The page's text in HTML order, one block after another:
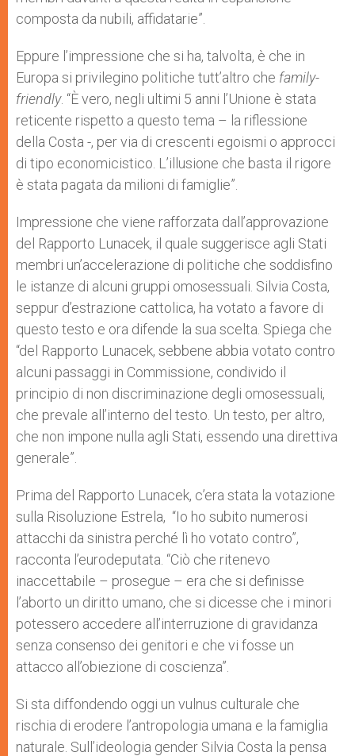
composta da nubili, affidatarie”.
Eppure l’impressione che si ha, talvolta, è che in
Europa si privilegino politiche tutt’altro che family-
friendly. “È vero, negli ultimi 5 anni l’Unione è stata
reticente rispetto a questo tema – la riflessione
della Costa -, per via di crescenti egoismi o approcci
di tipo economicistico. L’illusione che basta il rigore
è stata pagata da milioni di famiglie”.
Impressione che viene rafforzata dall’approvazione
del Rapporto Lunacek, il quale suggerisce agli Stati
membri un’accelerazione di politiche che soddisfino
le istanze di alcuni gruppi omosessuali. Silvia Costa,
seppur d’estrazione cattolica, ha votato a favore di
questo testo e ora difende la sua scelta. Spiega che
“del Rapporto Lunacek, sebbene abbia votato contro
alcuni passaggi in Commissione, condivido il
principio di non discriminazione degli omosessuali,
che prevale all’interno del testo. Un testo, per altro,
che non impone nulla agli Stati, essendo una direttiva
generale”.
Prima del Rapporto Lunacek, c’era stata la votazione
sulla Risoluzione Estrela, “Io ho subito numerosi
attacchi da sinistra perché lì ho votato contro”,
racconta l’eurodeputata. “Ciò che ritenevo
inaccettabile – prosegue – era che si definisse
l’aborto un diritto umano, che si dicesse che i minori
potessero accedere all’interruzione di gravidanza
senza consenso dei genitori e che vi fosse un
attacco all’obiezione di coscienza”.
Si sta diffondendo oggi un vulnus culturale che
rischia di erodere l’antropologia umana e la famiglia
naturale. Sull’ideologia gender Silvia Costa la pensa